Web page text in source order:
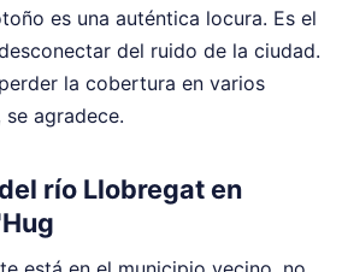
es una auténtica locura. Es el
del ruido de la ciudad.
la cobertura en varios
agradece.
río Llobregat en